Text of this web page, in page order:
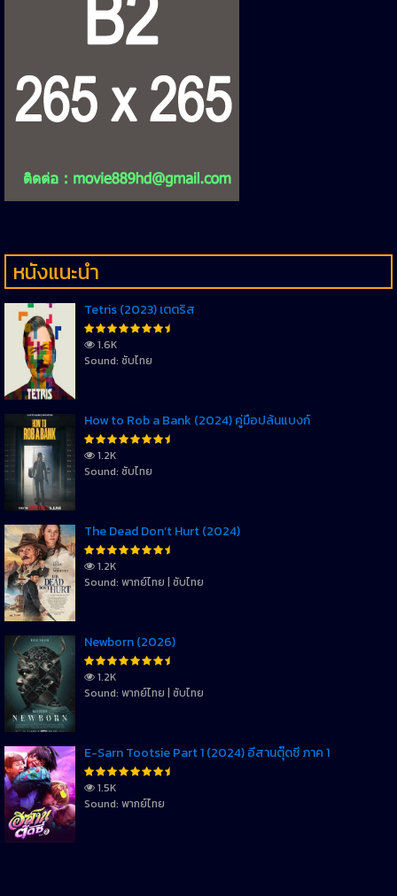
หนังแนะนำ
Tetris (2023) เตตริส
1.6K
Sound: ซับไทย
How to Rob a Bank (2024) คู่มือปล้นแบงก์
1.2K
Sound: ซับไทย
The Dead Don’t Hurt (2024)
1.2K
Sound: พากย์ไทย | ซับไทย
Newborn (2026)
1.2K
Sound: พากย์ไทย | ซับไทย
E-Sarn Tootsie Part 1 (2024) อีสานตุ๊ดซี่ ภาค 1
1.5K
Sound: พากย์ไทย